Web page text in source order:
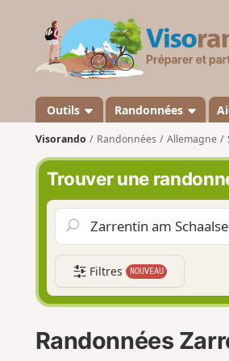
Outils Randonnées
Visorando Randonnées Allemagne
Trouver une
Filtres NOUVEAU
Randonnées